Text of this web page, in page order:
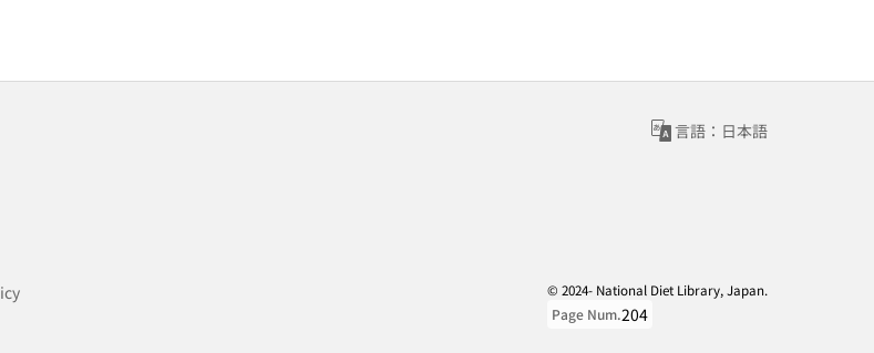
言語：日本語
© 2024- National Diet Library, Japan.
Page Num.204